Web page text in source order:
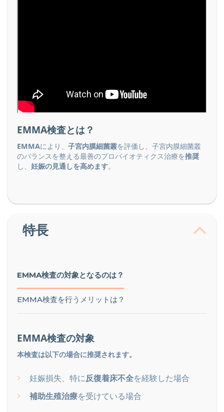
EMMA検査とは？
EMMAにより、子宮内膜細菌叢を評価し、子宮内膜細菌叢
のバランスを整える最善のプロバイオティクス治療を推奨
し、妊娠の見通しを高めます。
特長
EMMA検査の対象となるのは？
EMMA検査を行うメリットは？
EMMA検査の対象
本検査は以下の場合に推奨されます。
妊娠損失、特に反復着床不全を経験した場合
補助生殖治療を受けている場合